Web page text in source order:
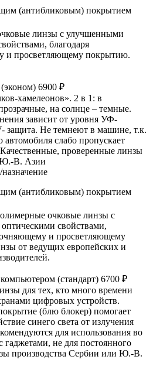
(антибликовым) покрытием
линзы с улучшенными
благодаря
и просветляющему покрытию.
6900 ₽
хамелеонов». 2 в 1: в
на солнце – темные.
зависит от уровня УФ-
защита. Не темнеют в машине, т.к.
автомобиля слабо пропускает
Качественные, проверенные линзы
Ю.-В. Азии
(антибликовым) покрытием
очковые линзы с
свойствами,
и просветляющему
от ведущих европейских и
(стандарт) 6700 ₽
для тех, кто много времени
цифровых устройств.
(блю блокер) помогает
синего света от излучения
для использования во
гаджетами, не для постоянного
производства Сербии или Ю.-В.